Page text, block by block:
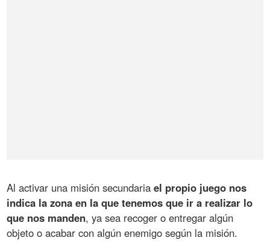
Al activar una misión secundariael propio juego nos
indica la zona en la que tenemos que ir a realizar lo
que nos manden, ya sea recoger o entregar algún
objeto o acabar con algún enemigo según la misión.